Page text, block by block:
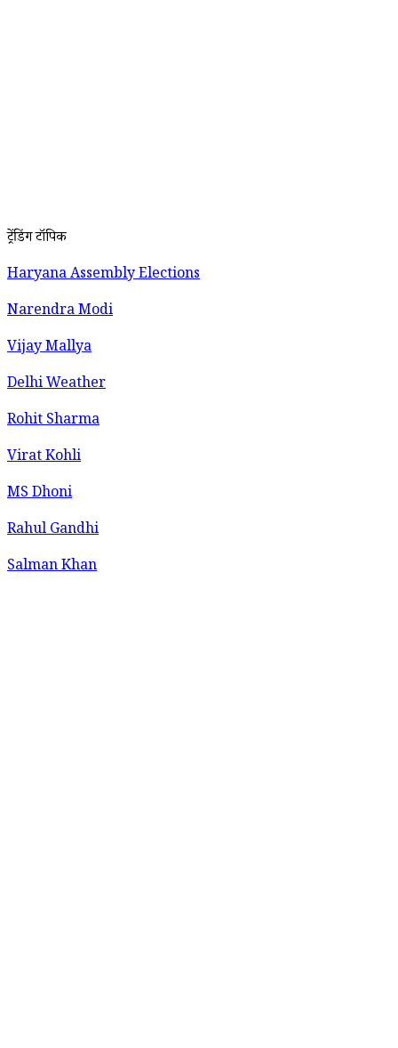
ट्रेंडिंग टॉपिक
Haryana Assembly Elections
Narendra Modi
Vijay Mallya
Delhi Weather
Rohit Sharma
Virat Kohli
MS Dhoni
Rahul Gandhi
Salman Khan